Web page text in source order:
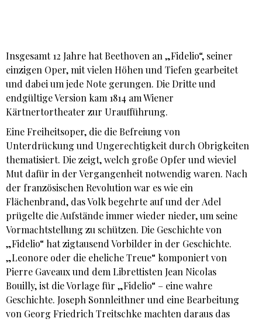
Insgesamt 12 Jahre hat Beethoven an „Fidelio“, seiner
einzigen Oper, mit vielen Höhen und Tiefen gearbeitet
und dabei um jede Note gerungen. Die Dritte und
endgültige Version kam 1814 am Wiener
Kärtnertortheater zur Uraufführung.
Eine Freiheitsoper, die die Befreiung von
Unterdrückung und Ungerechtigkeit durch Obrigkeiten
thematisiert. Die zeigt, welch große Opfer und wieviel
Mut dafür in der Vergangenheit notwendig waren. Nach
der französischen Revolution war es wie ein
Flächenbrand, das Volk begehrte auf und der Adel
prügelte die Aufstände immer wieder nieder, um seine
Vormachtstellung zu schützen. Die Geschichte von
„Fidelio“ hat zigtausend Vorbilder in der Geschichte.
„Leonore oder die eheliche Treue“ komponiert von
Pierre Gaveaux und dem Librettisten Jean Nicolas
Bouilly, ist die Vorlage für „Fidelio“ – eine wahre
Geschichte. Joseph Sonnleithner und eine Bearbeitung
von Georg Friedrich Treitschke machten daraus das